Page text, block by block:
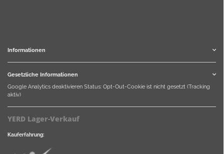
Informationen
Gesetzliche Informationen
Google Analytics deaktivieren Status: Opt-Out-Cookie ist nicht gesetzt (Tracking
aktiv)
YERD Lager-Verkauf
Kauferfahrung: